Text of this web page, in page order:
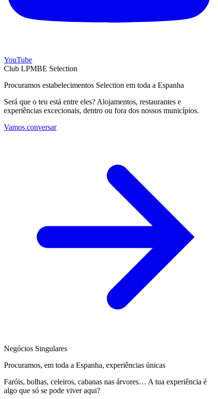
YouTube
Club LPMBE Selection
Procuramos estabelecimentos Selection em toda a Espanha
Será que o teu está entre eles? Alojamentos, restaurantes e
experiências excecionais, dentro ou fora dos nossos municípios.
Vamos conversar
Negócios Singulares
Procuramos, em toda a Espanha, experiências únicas
Faróis, bolhas, celeiros, cabanas nas árvores… A tua experiência é
algo que só se pode viver aqui?